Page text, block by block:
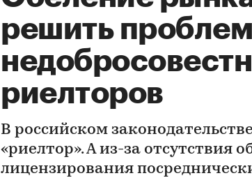
решить
риелторов
В российском
«риелтор». А из-за отсутствия
лицензирования